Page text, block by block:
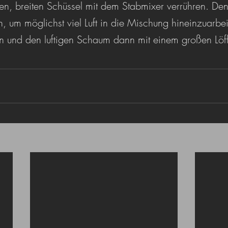
breiten Schüssel mit dem Stabmixer verrühren.
um möglichst viel Luft in die Mischung
und den luftigen Schaum dann mit einem großen